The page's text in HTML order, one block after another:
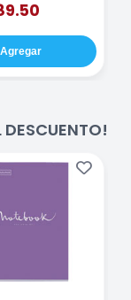
Agregar